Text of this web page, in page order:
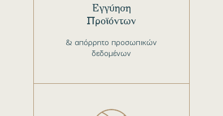
& απόρρητο προσωπικών
δεδομένων
Εγγύηση
Προϊόντων